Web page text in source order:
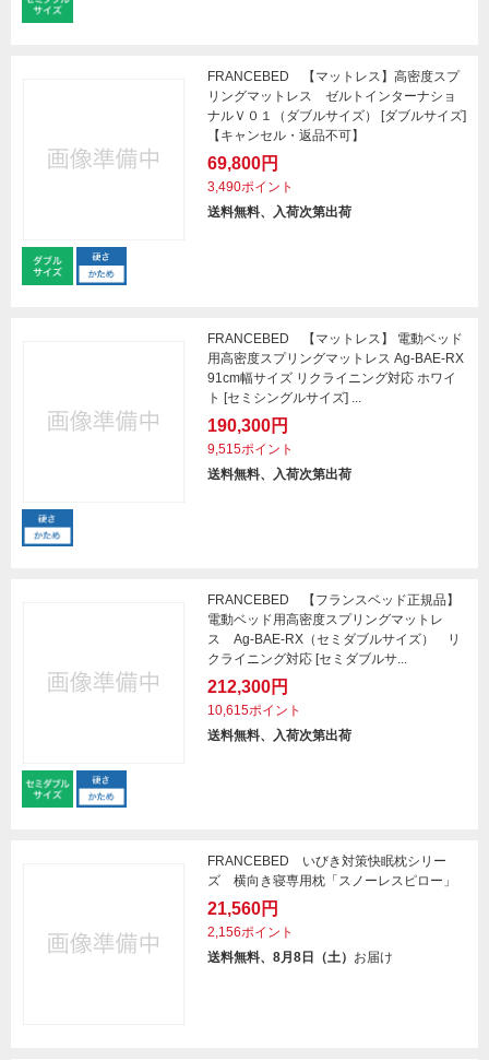
FRANCEBED 【マットレス】高密度スプ
リングマットレス ゼルトインターナショ
ナルＶ０１（ダブルサイズ） [ダブルサイズ]
【キャンセル・返品不可】
69,800円
3,490ポイント
送料無料、入荷次第出荷
FRANCEBED 【マットレス】 電動ベッド
用高密度スプリングマットレス Ag-BAE-RX
91cm幅サイズ リクライニング対応 ホワイ
ト [セミシングルサイズ] ...
190,300円
9,515ポイント
送料無料、入荷次第出荷
FRANCEBED 【フランスベッド正規品】
電動ベッド用高密度スプリングマットレ
ス Ag-BAE-RX（セミダブルサイズ） リ
クライニング対応 [セミダブルサ...
212,300円
10,615ポイント
送料無料、入荷次第出荷
FRANCEBED いびき対策快眠枕シリー
ズ 横向き寝専用枕「スノーレスピロー」
21,560円
2,156ポイント
送料無料、8月8日（土） お届け